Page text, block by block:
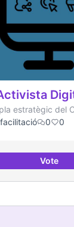
estratègic del
0 0
Vote